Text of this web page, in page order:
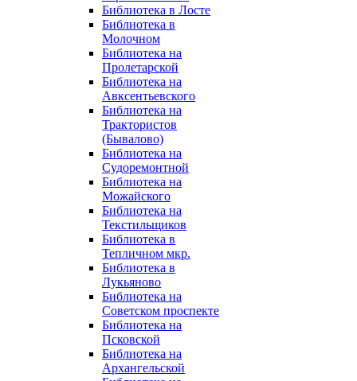
Библиотека в Лосте
Библиотека в
Молочном
Библиотека на
Пролетарской
Библиотека на
Авксентьевского
Библиотека на
Трактористов
(Бывалово)
Библиотека на
Судоремонтной
Библиотека на
Можайского
Библиотека на
Текстильщиков
Библиотека в
Тепличном мкр.
Библиотека в
Лукьяново
Библиотека на
Советском проспекте
Библиотека на
Псковской
Библиотека на
Архангельской